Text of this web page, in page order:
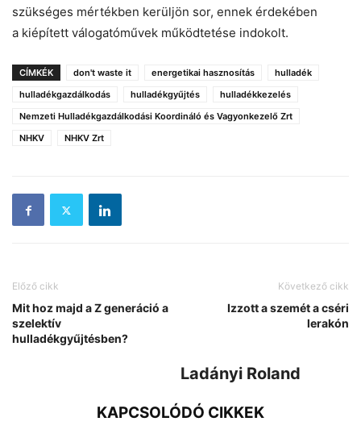
szükséges mértékben kerüljön sor, ennek érdekében
a kiépített válogatóművek működtetése indokolt.
CÍMKÉK don't waste it energetikai hasznosítás
hulladék
hulladékgazdálkodás
hulladékgyűjtés
hulladékkezelés
Nemzeti Hulladékgazdálkodási Koordináló és Vagyonkezelő Zrt
NHKV
NHKV Zrt
Előző cikk
Mit hoz majd a Z generáció a
szelektív
hulladékgyűjtésben?
Következő cikk
Izzott a szemét a cséri
lerakón
Ladányi Roland
KAPCSOLÓDÓ CIKKEK